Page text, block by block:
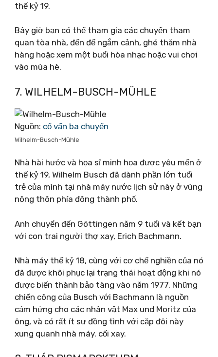
thế kỷ 19.
Bây giờ bạn có thể tham gia các chuyến tham
quan tòa nhà, đến để ngắm cảnh, ghé thăm nhà
hàng hoặc xem một buổi hòa nhạc hoặc vui chơi
vào mùa hè.
7. WILHELM-BUSCH-MÜHLE
Nguồn: cố vấn ba chuyến
Wilhelm-Busch-Mühle
Nhà hài hước và họa sĩ minh họa được yêu mến ở
thế kỷ 19, Wilhelm Busch đã dành phần lớn tuổi
trẻ của mình tại nhà máy nước lịch sử này ở vùng
nông thôn phía đông thành phố.
Anh chuyển đến Göttingen năm 9 tuổi và kết bạn
với con trai người thợ xay, Erich Bachmann.
Nhà máy thế kỷ 18, cùng với cơ chế nghiền của nó
đã được khôi phục lại trạng thái hoạt động khi nó
được biến thành bảo tàng vào năm 1977. Những
chiến công của Busch với Bachmann là nguồn
cảm hứng cho các nhân vật Max und Moritz của
ông, và có rất ít sự đồng tình với cặp đôi này
xung quanh nhà máy. cối xay.